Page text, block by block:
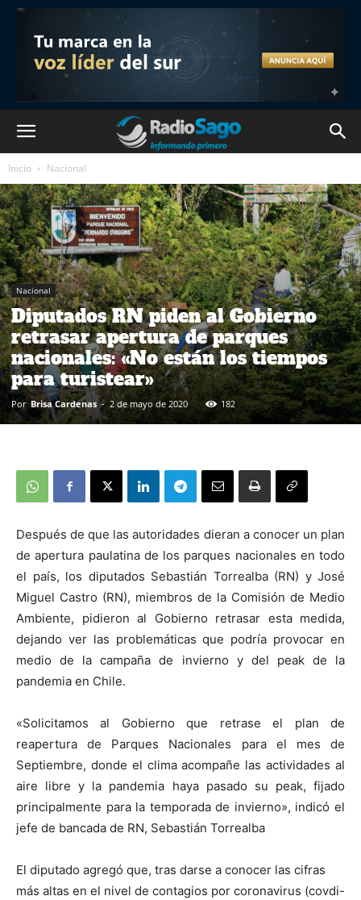
Inicio Nacional
Nacional
Diputados RN piden al Gobierno
retrasar apertura de parques
nacionales: «No están los tiempos
para turistear»
Por Brisa Cardenas - 2 de mayo de 2020 182
Después de que las autoridades dieran a conocer un plan
de apertura paulatina de los parques nacionales en todo
el país, los diputados Sebastián Torrealba (RN) y José
Miguel Castro (RN), miembros de la Comisión de Medio
Ambiente, pidieron al Gobierno retrasar esta medida,
dejando ver las problemáticas que podría provocar en
medio de la campaña de invierno y del peak de la
pandemia en Chile.
«Solicitamos al Gobierno que retrase el plan de
reapertura de Parques Nacionales para el mes de
Septiembre, donde el clima acompañe las actividades al
aire libre y la pandemia haya pasado su peak, fijado
principalmente para la temporada de invierno», indicó el
jefe de bancada de RN, Sebastián Torrealba
El diputado agregó que, tras darse a conocer las cifras
más altas en el nivel de contagios por coronavirus (covdi-